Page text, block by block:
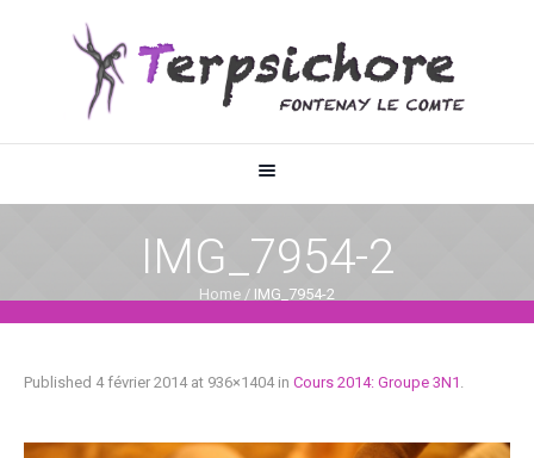
IMG_7954-2
Home / IMG_7954-2
Published 4 février 2014at 936×1404 in Cours 2014: Groupe 3N1 .